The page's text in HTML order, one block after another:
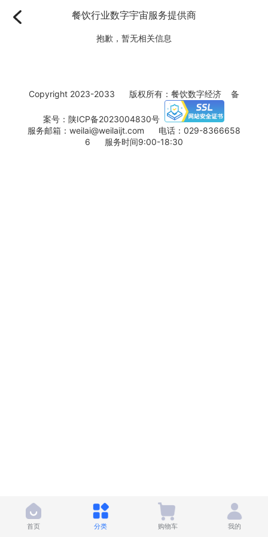
餐饮行业数字宇宙服务提供商
抱歉，暂无相关信息
Copyright 2023-2033 版权所有：餐饮数字经济 备
案号：陕ICP备2023004830号
服务邮箱：weilai@weilaijt.com 电话：029-8366658
6 服务时间9:00-18:30
首页 分类 购物车 我的